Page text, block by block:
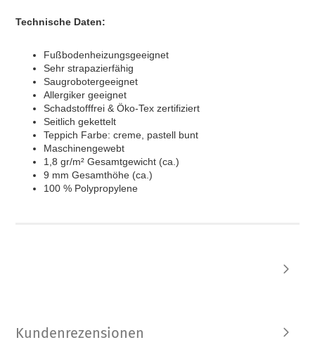
Technische Daten:
Fußbodenheizungsgeeignet
Sehr strapazierfähig
Saugrobotergeeignet
Allergiker geeignet
Schadstofffrei & Öko-Tex zertifiziert
Seitlich gekettelt
Teppich Farbe: creme, pastell bunt
Maschinengewebt
1,8 gr/m² Gesamtgewicht (ca.)
9 mm Gesamthöhe (ca.)
100 % Polypropylene
Kundenrezensionen